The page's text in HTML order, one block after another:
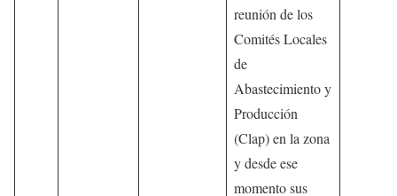
reunión de los
Comités Locales
de
Abastecimiento y
Producción
(Clap) en la zona
y desde ese
momento sus